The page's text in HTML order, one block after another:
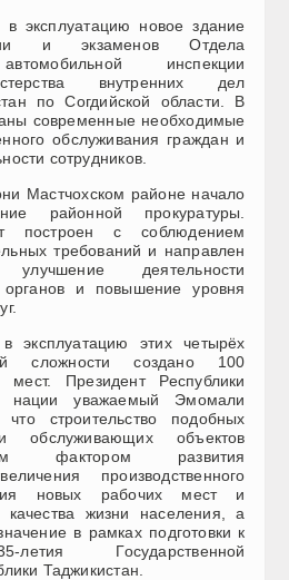
эксплуатацию новое здание
и экзаменов Отдела
инспекции
внутренних дел
по Согдийской области. В
современные необходимые
обслуживания граждан и
сотрудников.
Мастчохском районе начало
районной прокуратуры.
построен с соблюдением
требований и направлен
деятельности
органов и повышение уровня
эксплуатацию этих четырёх
сложности создано 100
мест. Президент Республики
нации уважаемый Эмомали
строительство подобных
обслуживающих объектов
фактором развития
производственного
новых рабочих мест и
жизни населения, а
в рамках подготовки к
летия Государственной
Таджикистан.